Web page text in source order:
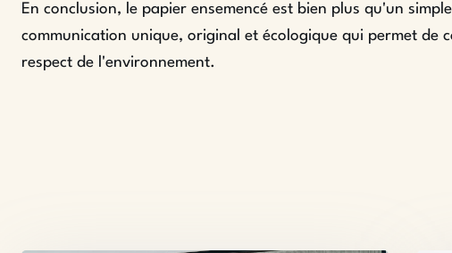
En conclusion, le papier ensemencé est bien plus qu'un
communication unique, original et écologique qui permet de
respect de l'environnement.